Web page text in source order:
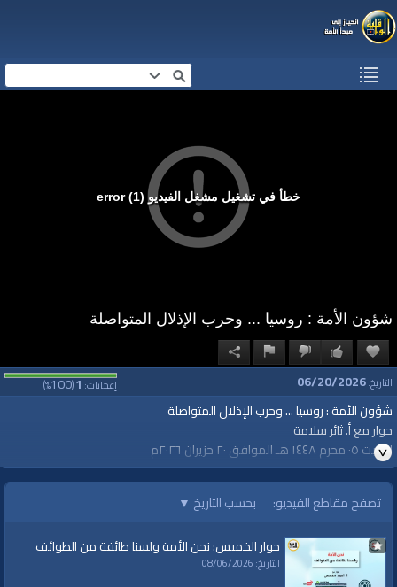
خطأ في تشغيل مشغل الفيديو (1) error
شؤون الأمة : روسيا ... وحرب الإذلال المتواصلة
إعجابات:1
(
100
%) التاريخ:06/20/2026
شؤون الأمة : روسيا ... وحرب الإذلال المتواصلة
حوار مع أ. ثائر سلامة
السبت ٠٥ محرم ١٤٤٨ هـ الموافق ٢٠ حزيران ٢٠٢٦م
00:00 تشويقة
00:55 مقدمة: روسيا وحرب الإذلال المتواصلة
06:55 هل هناك مخطط أوروبي لاستنزاف بوتين؟
تصفح مقاطع الفيديو: بحسب التاريخ ▼
حوار الخميس: نحن الأمة ولسنا طائفة من الطوائف
التاريخ: 08/06/2026